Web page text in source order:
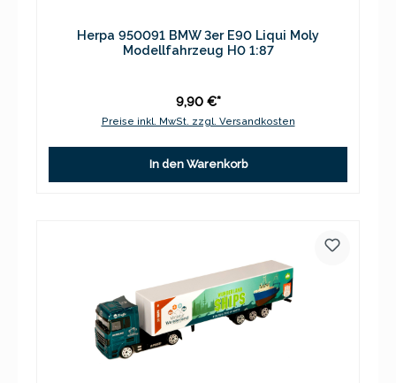
Herpa 950091 BMW 3er E90 Liqui Moly
Modellfahrzeug H0 1:87
9,90 €*
Preise inkl. MwSt. zzgl. Versandkosten
In den Warenkorb